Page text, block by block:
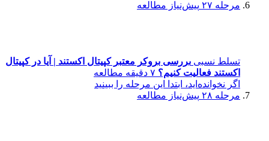
مرحله ۲۷ پیش‌نیاز مطالعه
تسلط نسبی بررسی بروکر معتبر کپیتال اکستند | آیا در کپیتال
اکستند فعالیت کنیم؟ ۷ دقیقه مطالعه
اگر نخوانده‌اید، ابتدا این مرحله را ببینید
مرحله ۲۸
پیش‌نیاز مطالعه